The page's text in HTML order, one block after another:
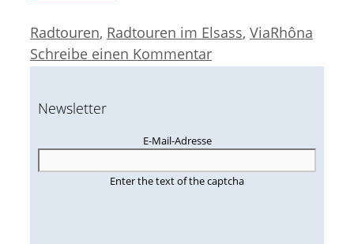
Kategorien
Radtouren, Radtouren im Elsass, ViaRhôna
Schreibe einen Kommentar
Newsletter
E-Mail-Adresse
Enter the text of the captcha